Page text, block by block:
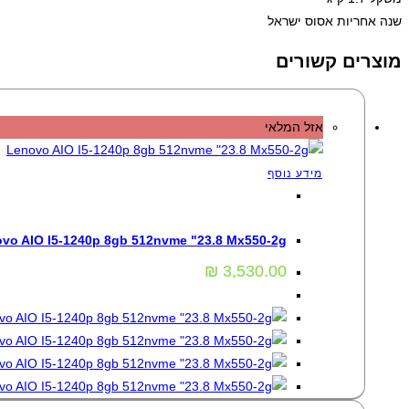
שנה אחריות אסוס ישראל
מוצרים קשורים
אזל המלאי
מידע נוסף
AIO I5-1240p 8gb 512nvme "23.8 Mx550-2g
₪ 3,530.00